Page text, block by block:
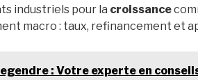
industriels pour la croissance
macro : taux, refinancement et
: Votre experte en